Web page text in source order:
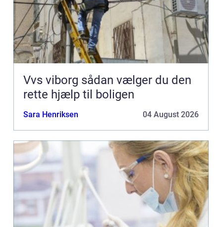
Vvs viborg sådan vælger du den
rette hjælp til boligen
Sara Henriksen 04 August 2026